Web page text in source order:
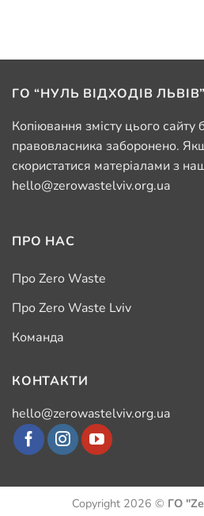
ГО “НУЛЬ ВІДХОДІВ ЛЬВІВ”
Копіювання змісту цього сайту
правовласника заборонено.
скористатися матеріалами з
hello@zerowastelviv.org.ua
ПРО НАС
Про Zero Waste
Про Zero Waste Lviv
Команда
КОНТАКТИ
hello@zerowastelviv.org.ua
Copyright 2026 © ГО